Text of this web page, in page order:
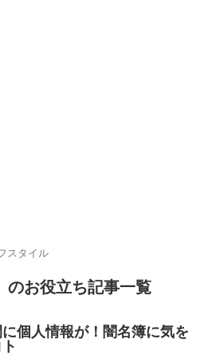
スタイル
のお役立ち記事一覧
個人情報が！闇名簿に気を